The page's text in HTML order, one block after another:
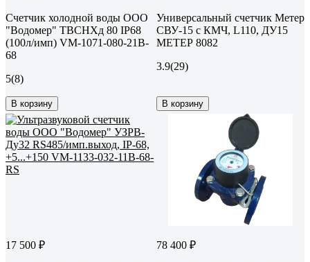
Счетчик холодной воды ООО
"Водомер" ТВСНХд 80 IP68
(100л/имп) VM-1071-080-21B-
68
5(8)
В корзину
Универсальный счетчик Метер
СВУ-15 с КМЧ, L110, ДУ15
МЕТЕР 8082
3.9(29)
В корзину
17 500 ₽ 78 400 ₽